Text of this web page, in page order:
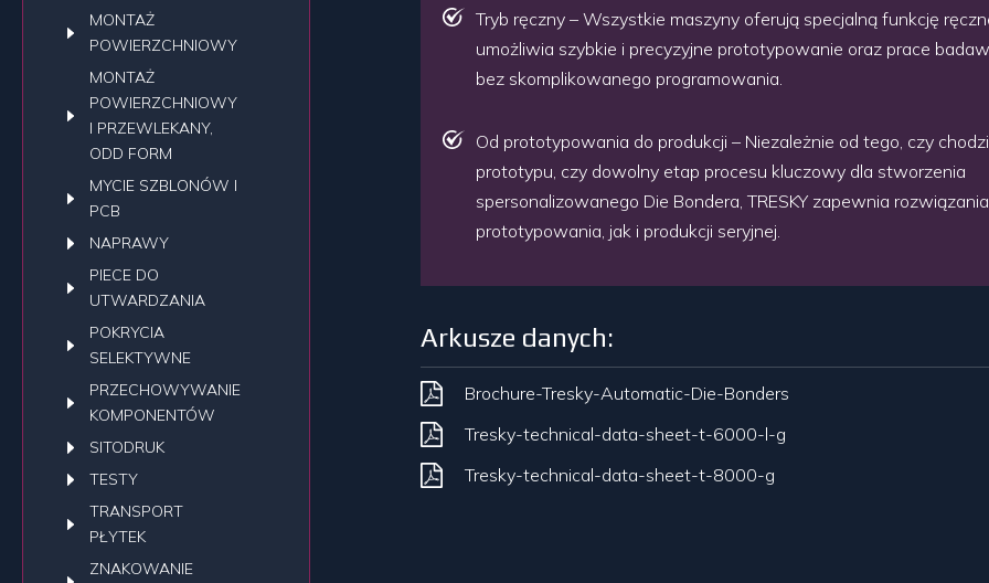
MONTAŻ
POWIERZCHNIOWY
MONTAŻ
POWIERZCHNIOWY
I PRZEWLEKANY,
ODD FORM
MYCIE SZBLONÓW I
PCB
NAPRAWY
PIECE DO
UTWARDZANIA
POKRYCIA
SELEKTYWNE
PRZECHOWYWANIE
KOMPONENTÓW
SITODRUK
TESTY
TRANSPORT
PŁYTEK
ZNAKOWANIE
Tryb ręczny – Wszystkie maszyny oferują specjalną funkcję
umożliwia szybkie i precyzyjne prototypowanie oraz prace
bez skomplikowanego programowania.
Od prototypowania do produkcji – Niezależnie od tego, czy
prototypu, czy dowolny etap procesu kluczowy dla stworzenia
spersonalizowanego Die Bondera, TRESKY zapewnia
prototypowania, jak i produkcji seryjnej.
Arkusze danych:
Brochure-Tresky-Automatic-Die-Bonders
Tresky-technical-data-sheet-t-6000-l-g
Tresky-technical-data-sheet-t-8000-g